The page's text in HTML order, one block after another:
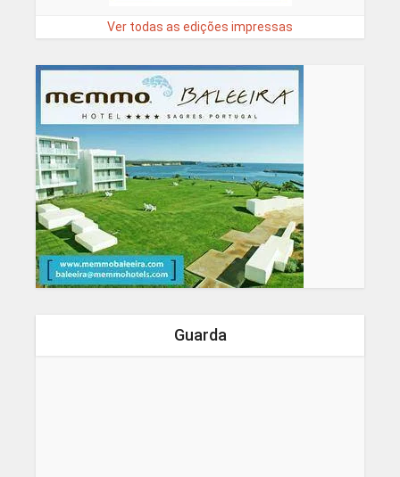
Ver todas as edições impressas
Guarda